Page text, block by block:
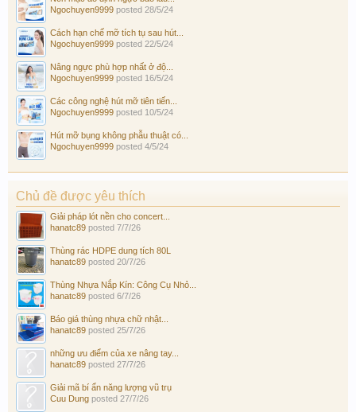
Ngochuyen9999 posted 28/5/24
Cách hạn chế mỡ tích tụ sau hút...
Ngochuyen9999 posted 22/5/24
Nâng ngực phù hợp nhất ở độ...
Ngochuyen9999 posted 16/5/24
Các công nghệ hút mỡ tiên tiến...
Ngochuyen9999 posted 10/5/24
Hút mỡ bụng không phẫu thuật có...
Ngochuyen9999 posted 4/5/24
Chủ đề được yêu thích
Giải pháp lót nền cho concert...
hanatc89 posted 7/7/26
Thùng rác HDPE dung tích 80L
hanatc89 posted 20/7/26
Thùng Nhựa Nắp Kín: Công Cụ Nhỏ...
hanatc89 posted 6/7/26
Báo giá thùng nhựa chữ nhật...
hanatc89 posted 25/7/26
những ưu điểm của xe nâng tay...
hanatc89 posted 27/7/26
Giải mã bí ẩn năng lượng vũ trụ
Cuu Dung posted 27/7/26